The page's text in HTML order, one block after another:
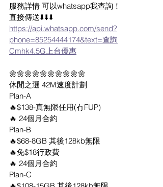
服務詳情 可以whatsapp我查詢！
直接傳送⬇️⬇️⬇️
https://api.whatsapp.com/send?
phone=85254444174&text=查詢
Cmhk4.5G上台優惠
🌼🌼🌼🌼🌼🌼🌼🌼🌼🌼
休閒之選 42M速度計劃
Plan-A
🔥$138-真無限任用(冇FUP)
🔥 24個月合約
Plan-B
🔥$68-8GB 其後128kb無限
🔥免$18行政費
🔥 24個月合約
Plan-C